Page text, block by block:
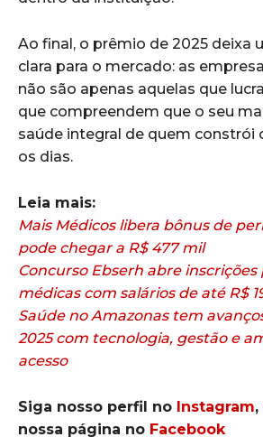
Ao final, o prêmio de 2025 deixa
clara para o mercado: as
não são apenas aquelas que
que compreendem que o seu
saúde integral de quem constrói
os dias.
Leia mais:
Mais Médicos libera bônus de
pode chegar a R$ 477 mil
Concurso Ebserh abre inscrições
médicas com salários de até R$
Saúde no Amazonas tem
2025 com tecnologia, gestão e
acesso
Siga nosso perfil no Instagram,
nossa página no Facebook